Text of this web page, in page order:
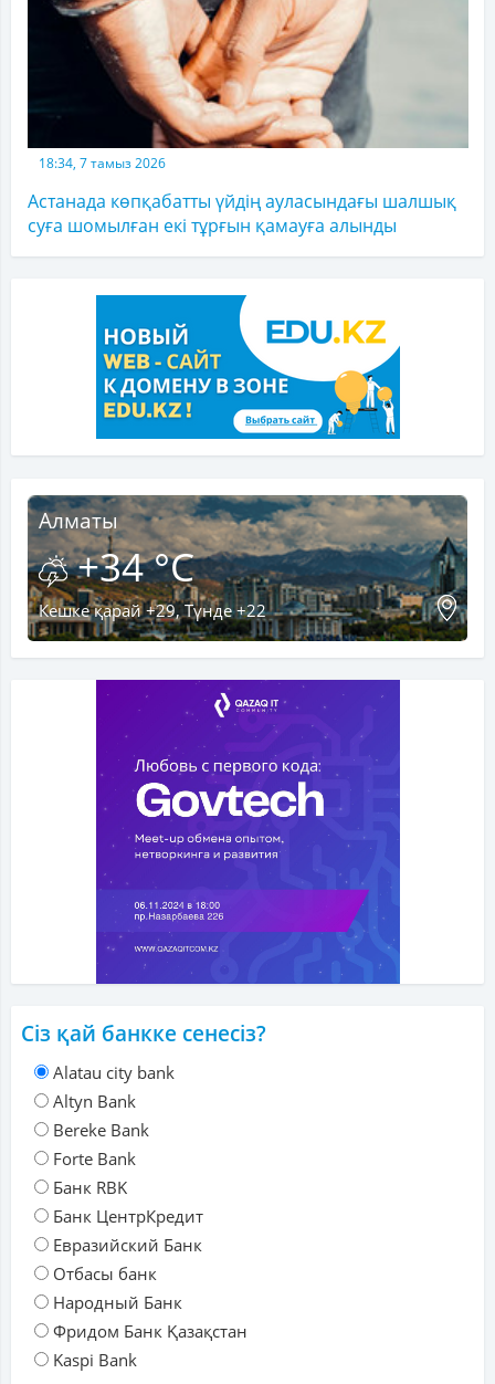
18:34, 7 тамыз 2026
Астанада көпқабатты үйдің ауласындағы шалшық
суға шомылған екі тұрғын қамауға алынды
Алматы
+34 °C
Кешке қарай +29, Түнде +22
Сіз қай банкке сенесіз?
Alatau city bank
Altyn Bank
Bereke Bank
Forte Bank
Банк RBK
Банк ЦентрКредит
Евразийский Банк
Отбасы банк
Народный Банк
Фридом Банк Қазақстан
Kaspi Bank